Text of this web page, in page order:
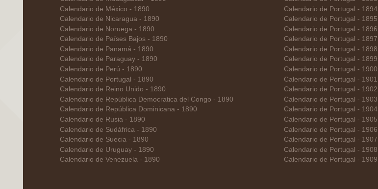
Calendario de México - 1890
Calendario de Nicaragua - 1890
Calendario de Noruega - 1890
Calendario de Países Bajos - 1890
Calendario de Panamá - 1890
Calendario de Paraguay - 1890
Calendario de Perú - 1890
Calendario de Portugal - 1890
Calendario de Reino Unido - 1890
Calendario de República Democratica del Congo - 1890
Calendario de República Dominicana - 1890
Calendario de Rusia - 1890
Calendario de Sudáfrica - 1890
Calendario de Suecia - 1890
Calendario de Uruguay - 1890
Calendario de Venezuela - 1890
Calendario de Portugal - 1894
Calendario de Portugal - 1895
Calendario de Portugal - 1896
Calendario de Portugal - 1897
Calendario de Portugal - 1898
Calendario de Portugal - 1899
Calendario de Portugal - 1900
Calendario de Portugal - 1901
Calendario de Portugal - 1902
Calendario de Portugal - 1903
Calendario de Portugal - 1904
Calendario de Portugal - 1905
Calendario de Portugal - 1906
Calendario de Portugal - 1907
Calendario de Portugal - 1908
Calendario de Portugal - 1909